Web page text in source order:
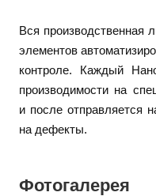
Вся производственная
элементов
контроле. Каждый
производимости на
и после отправляется
на дефекты.
Фотогалерея